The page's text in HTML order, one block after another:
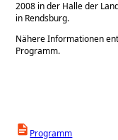
2008 in der Halle der
in Rendsburg.
Nähere Informationen
Programm.
Programm